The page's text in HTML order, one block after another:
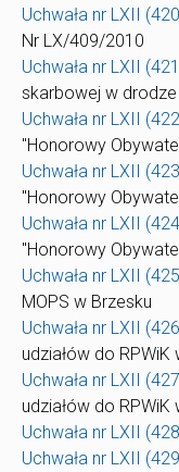
Uchwała nr LXII
Nr LX/409/2010
Uchwała nr LXII
skarbowej w drodze
Uchwała nr LXII
"Honorowy
Uchwała nr LXII
"Honorowy
Uchwała nr LXII
"Honorowy
Uchwała nr LXII
MOPS w Brzesku
Uchwała nr LXII
udziałów do RPWiK
Uchwała nr LXII
udziałów do RPWiK
Uchwała nr LXII
Uchwała nr LXII